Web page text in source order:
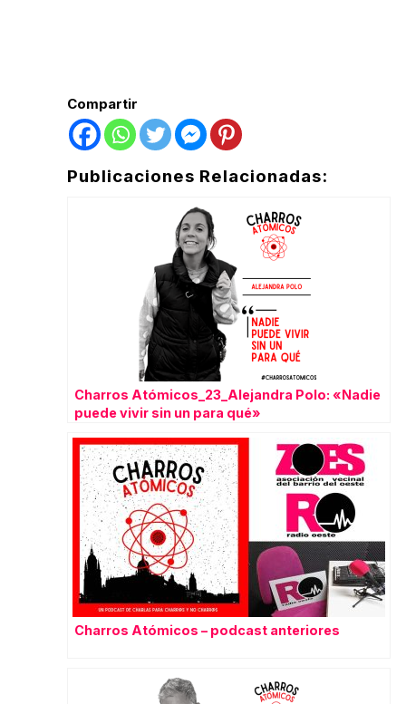
Compartir
Publicaciones Relacionadas:
Charros Atómicos_23_Alejandra Polo: «Nadie
puede vivir sin un para qué»
Charros Atómicos – podcast anteriores